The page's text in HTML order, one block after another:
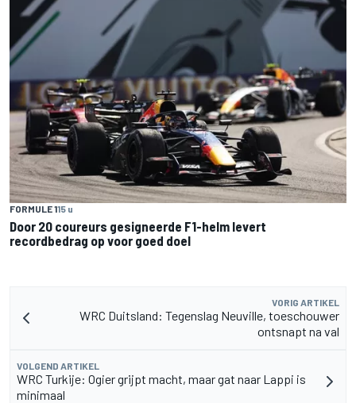
FORMULE 115 u
Door 20 coureurs gesigneerde F1-helm levert
recordbedrag op voor goed doel
VORIG ARTIKEL
WRC Duitsland: Tegenslag Neuville, toeschouwer
ontsnapt na val
VOLGEND ARTIKEL
WRC Turkije: Ogier grijpt macht, maar gat naar Lappi is
minimaal